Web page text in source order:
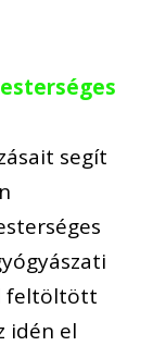
segít
feltöltött
idén el